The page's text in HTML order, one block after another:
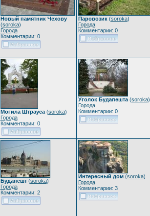
Новый памятник Чехову
(soroka)
Города
Комментарии: 0
Паровозик(soroka)
Города
Комментарии: 0
Могила Штрауса(soroka)
Города
Комментарии: 0
Уголок Будапешта(soroka)
Города
Комментарии: 0
Будапешт(soroka)
Города
Комментарии: 2
Интересный дом(soroka)
Города
Комментарии: 3